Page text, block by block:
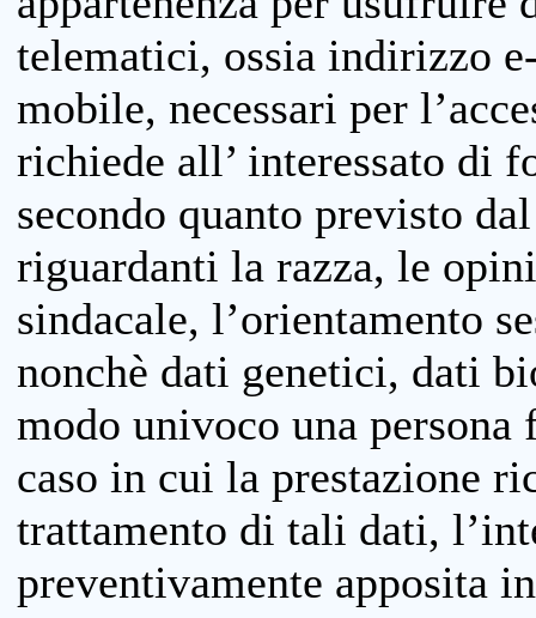
telematici, ossia indirizzo
mobile, necessari per
richiede all’ interessato di
secondo quanto previsto
riguardanti la razza, le
sindacale, l’orientamento
nonchè dati genetici, dati
modo univoco una
caso in cui la prestazione
trattamento di tali dati,
preventivamente apposita